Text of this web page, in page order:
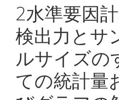
2水準要因
検出力とサ
ルサイズの
ての統計量